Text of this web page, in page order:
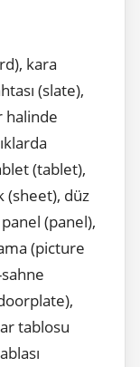
(slate),
halinde
(tablet),
(sheet), düz
(panel),
(picture
tablosu